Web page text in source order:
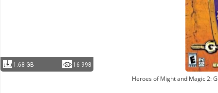
1.68 GB 16 998
Heroes of Might and Magic 2: